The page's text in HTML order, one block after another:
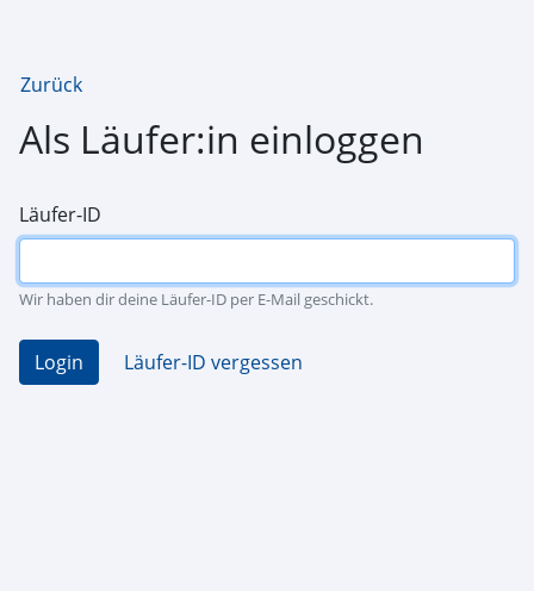
Zurück
Als Läufer:in einloggen
Läufer-ID
Wir haben dir deine Läufer-ID per E-Mail geschickt.
Login Läufer-ID vergessen